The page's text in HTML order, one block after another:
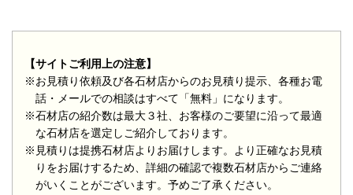
【サイトご利用上の注意】
※お見積り依頼及び各石材店からのお見積り提示、各種お電
話・メールでの相談はすべて「無料」になります。
※石材店の紹介数は最大３社、お客様のご要望に沿って最適
な石材店を選定しご紹介しております。
※見積りは提携石材店よりお届けします。より正確なお見積
りをお届けするため、詳細の確認で複数石材店からご連絡
がいくことがございます。予めご了承ください。